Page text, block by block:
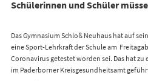
Schülerinnen und Schüler
Das Gymnasium Schloß Neuhaus hat auf
eine Sport-Lehrkraft der Schule am
Coronavirus getestet worden sei. Das hat
im Paderborner Kreisgesundheitsamt